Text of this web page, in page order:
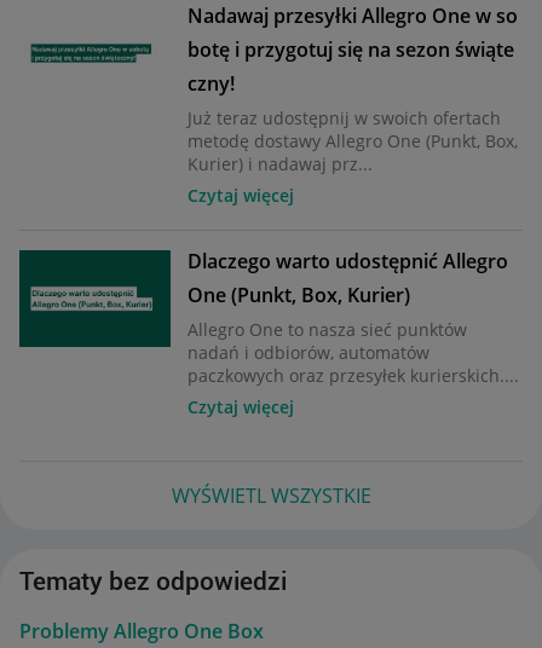
Nadawaj przesyłki Allegro One w so
botę i przygotuj się na sezon świąte
czny!
Już teraz udostępnij w swoich ofertach
metodę dostawy Allegro One (Punkt, Box,
Kurier) i nadawaj prz...
Czytaj więcej
Dlaczego warto udostępnić Allegro
One (Punkt, Box, Kurier)
Allegro One to nasza sieć punktów
nadań i odbiorów, automatów
paczkowych oraz przesyłek kurierskich....
Czytaj więcej
WYŚWIETL WSZYSTKIE
Tematy bez odpowiedzi
Problemy Allegro One Box